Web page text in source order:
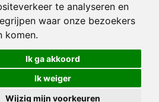
te analyseren en
waar onze bezoekers
komen.
Ik ga akkoord
Ik weiger
Wijzig mijn voorkeuren